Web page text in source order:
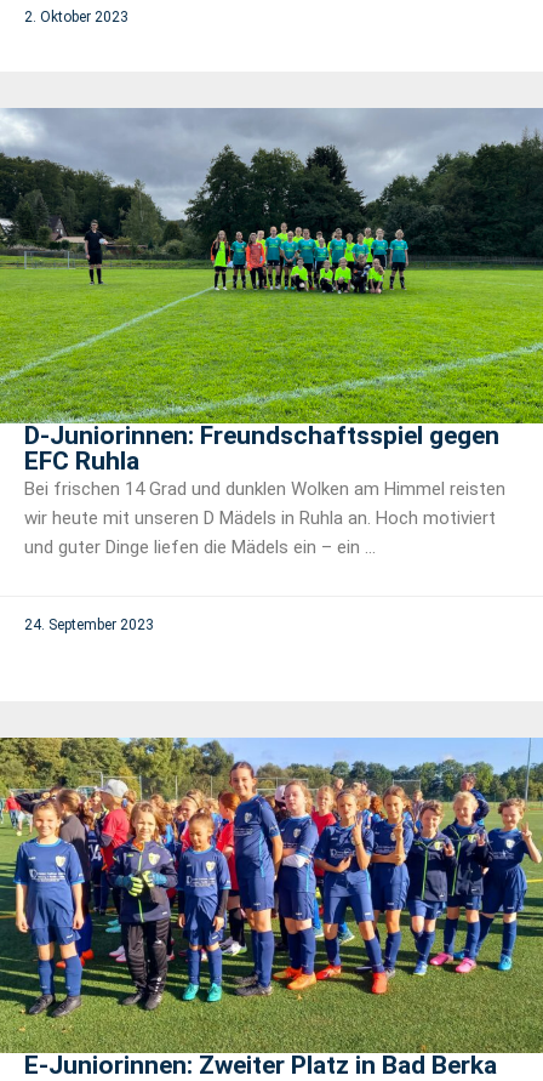
2. Oktober 2023
D-Juniorinnen: Freundschaftsspiel gegen
EFC Ruhla
Bei frischen 14 Grad und dunklen Wolken am Himmel reisten
wir heute mit unseren D Mädels in Ruhla an. Hoch motiviert
und guter Dinge liefen die Mädels ein – ein ...
24. September 2023
E-Juniorinnen: Zweiter Platz in Bad Berka